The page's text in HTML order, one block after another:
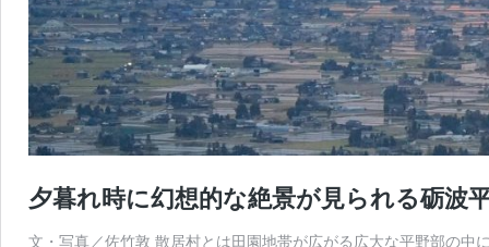
夕暮れ時に幻想的な絶景が見られる砺波
文・写真／佐竹敦 散居村とは田園地帯が広がる広大な平野部の